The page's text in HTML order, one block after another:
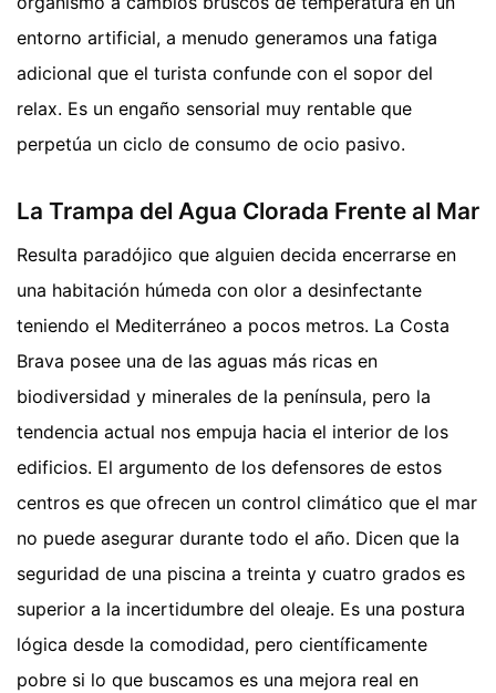
entorno artificial, a menudo generamos una fatiga
adicional que el turista confunde con el sopor del
relax. Es un engaño sensorial muy rentable que
perpetúa un ciclo de consumo de ocio pasivo.
La Trampa del Agua Clorada Frente al Mar
Resulta paradójico que alguien decida encerrarse en
una habitación húmeda con olor a desinfectante
teniendo el Mediterráneo a pocos metros. La Costa
Brava posee una de las aguas más ricas en
biodiversidad y minerales de la península, pero la
tendencia actual nos empuja hacia el interior de los
edificios. El argumento de los defensores de estos
centros es que ofrecen un control climático que el mar
no puede asegurar durante todo el año. Dicen que la
seguridad de una piscina a treinta y cuatro grados es
superior a la incertidumbre del oleaje. Es una postura
lógica desde la comodidad, pero científicamente
pobre si lo que buscamos es una mejora real en